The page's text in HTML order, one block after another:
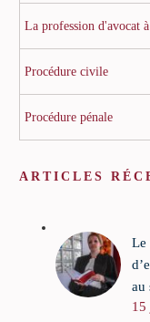
La profession d'avocat à
Procédure civile
Procédure pénale
ARTICLES
Le
au
15